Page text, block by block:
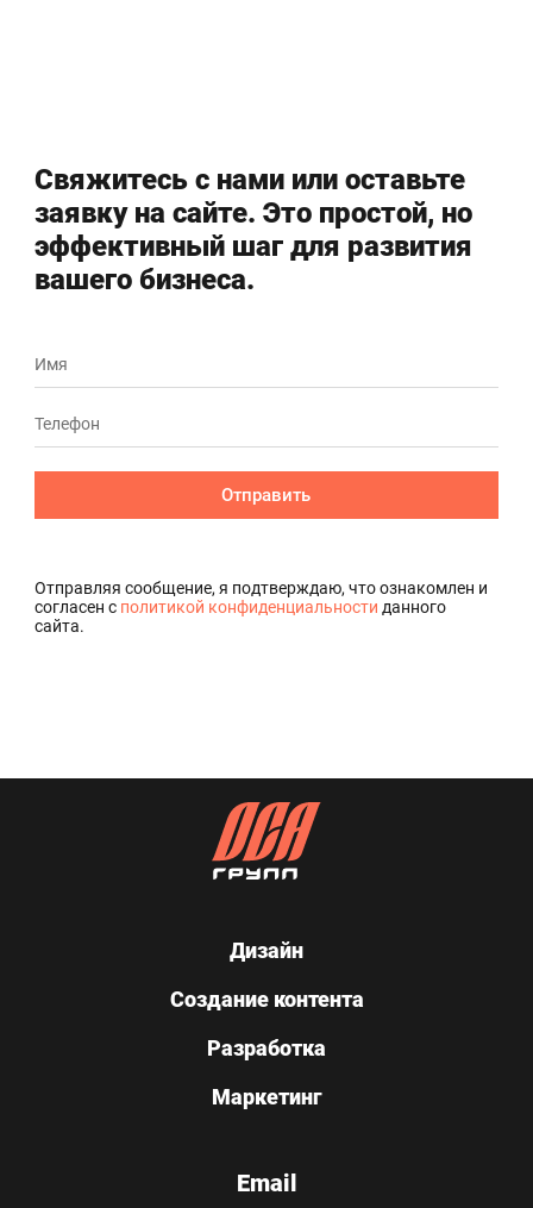
Свяжитесь с нами или оставьте
заявку на сайте. Это простой, но
эффективный шаг для развития
вашего бизнеса.
Отправить
Отправляя сообщение, я подтверждаю, что ознакомлен и
согласен с политикой конфиденциальности данного
сайта.
Дизайн
Создание контента
Разработка
Маркетинг
Email